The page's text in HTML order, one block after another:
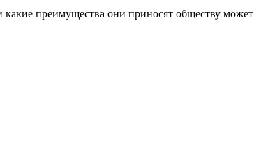
преимущества они приносят обществу